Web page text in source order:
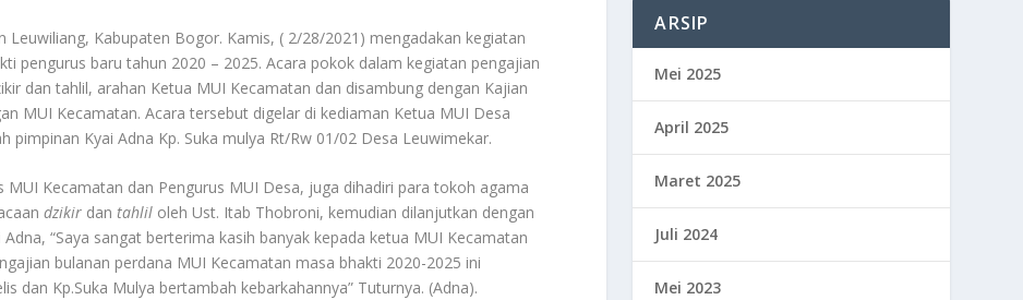
Leuwiliang, Kabupaten Bogor. Kamis, ( 2/28/2021) mengadakan kegiatan
pengurus baru tahun 2020 – 2025. Acara pokok dalam kegiatan pengajian
dan tahlil, arahan Ketua MUI Kecamatan dan disambung dengan Kajian
MUI Kecamatan. Acara tersebut digelar di kediaman Ketua MUI Desa
pimpinan Kyai Adna Kp. Suka mulya Rt/Rw 01/02 Desa Leuwimekar.
MUI Kecamatan dan Pengurus MUI Desa, juga dihadiri para tokoh agama
dzikir dantahlil oleh Ust. Itab Thobroni, kemudian dilanjutkan dengan
“Saya sangat berterima kasih banyak kepada ketua MUI Kecamatan
bulanan perdana MUI Kecamatan masa bhakti 2020-2025 ini
dan Kp.Suka Mulya bertambah kebarkahannya” Tuturnya. (Adna).
ARSIP
Mei 2025
April 2025
Maret 2025
Juli 2024
Mei 2023